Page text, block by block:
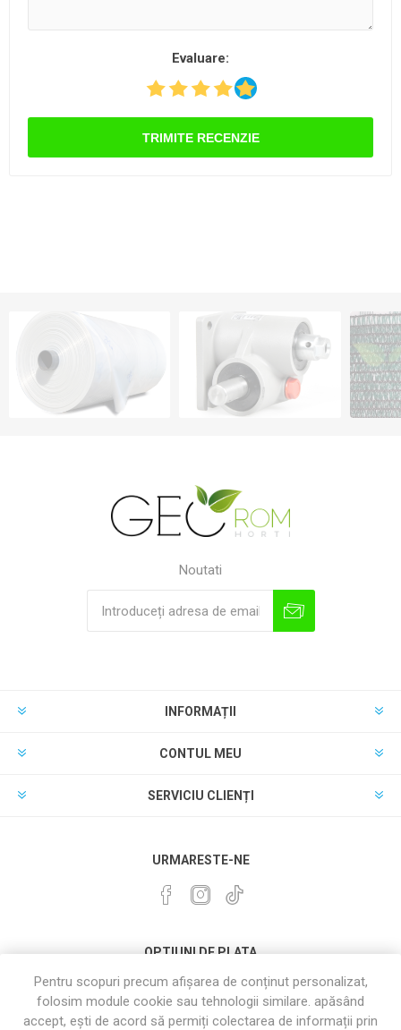
Evaluare:
TRIMITE RECENZIE
Noutati
INFORMAȚII
CONTUL MEU
SERVICIU CLIENȚI
URMARESTE-NE
OPTIUNI DE PLATA
Pentru scopuri precum afișarea de conținut personalizat,
folosim module cookie sau tehnologii similare. apăsând
accept, ești de acord să permiți colectarea de informații prin